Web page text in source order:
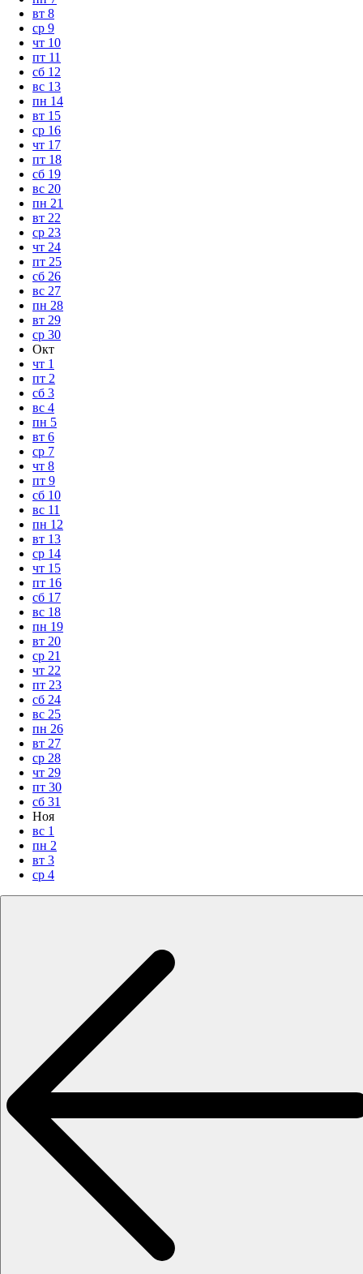
вт 8
ср 9
чт 10
пт 11
сб 12
вс 13
пн 14
вт 15
ср 16
чт 17
пт 18
сб 19
вс 20
пн 21
вт 22
ср 23
чт 24
пт 25
сб 26
вс 27
пн 28
вт 29
ср 30
Окт
чт 1
пт 2
сб 3
вс 4
пн 5
вт 6
ср 7
чт 8
пт 9
сб 10
вс 11
пн 12
вт 13
ср 14
чт 15
пт 16
сб 17
вс 18
пн 19
вт 20
ср 21
чт 22
пт 23
сб 24
вс 25
пн 26
вт 27
ср 28
чт 29
пт 30
сб 31
Ноя
вс 1
пн 2
вт 3
ср 4